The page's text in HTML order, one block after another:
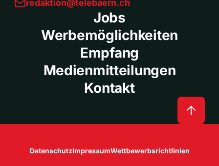
redaktion@telebaern.ch
Jobs
Werbemöglichkeiten
Empfang
Medienmitteilungen
Kontakt
DatenschutzImpressumWettbewerbsrichtlinien